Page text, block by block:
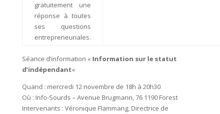
gratuitement une
réponse à toutes
ses questions
entrepreneuriales.
Séance d’information « Information sur le statut
d’indépendant«
Quand : mercredi 12 novembre de 18h à 20h30
Où : Info-Sourds – Avenue Brugmann, 76 1190 Forest
Intervenants : Véronique Flammang, Directrice de